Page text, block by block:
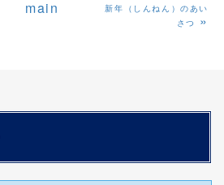
main
新年（しんねん）のあい
さつ
»